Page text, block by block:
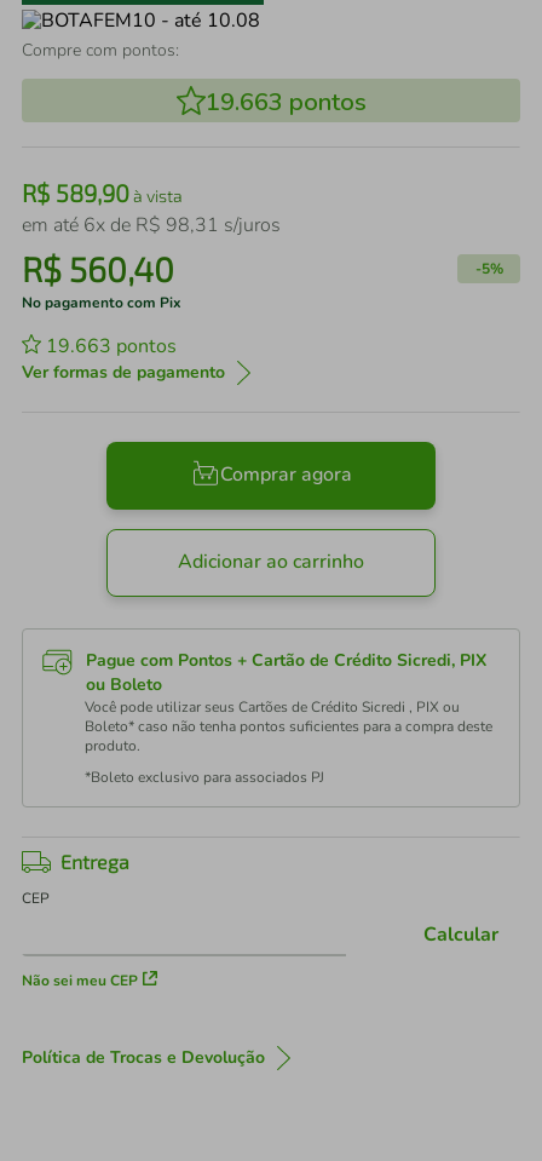
Compre com pontos:
19.663 pontos
R$ 589,90à vista
em até 6x de R$ 98,31 s/juros
R$ 560,40 -5%
No pagamento com Pix
19.663 pontos
Ver formas de pagamento
Comprar agora
Adicionar ao carrinho
Pague com Pontos + Cartão de Crédito Sicredi, PIX
ou Boleto
Você pode utilizar seus Cartões de Crédito Sicredi , PIX ou
Boleto* caso não tenha pontos suficientes para a compra deste
produto.
*Boleto exclusivo para associados PJ
Entrega
CEP
Não sei meu CEP
Calcular
Política de Trocas e Devolução